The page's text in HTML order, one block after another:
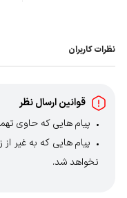
نظرات کاربران
قوانین ارسال نظر
پیام هایی که حاوی
پیام هایی که به غیر
نخواهد شد.
با توجه به آن که